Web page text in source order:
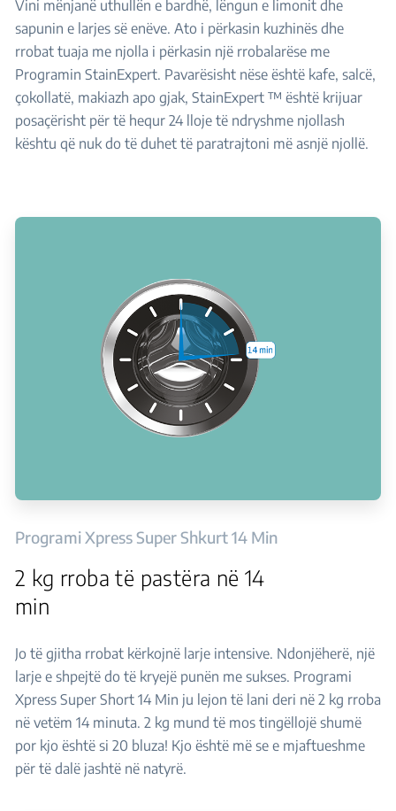
Vini mënjanë uthullën e bardhë, lëngun e limonit dhe
sapunin e larjes së enëve. Ato i përkasin kuzhinës dhe
rrobat tuaja me njolla i përkasin një rrobalarëse me
Programin StainExpert. Pavarësisht nëse është kafe, salcë,
çokollatë, makiazh apo gjak, StainExpert ™ është krijuar
posaçërisht për të hequr 24 lloje të ndryshme njollash
kështu që nuk do të duhet të paratrajtoni më asnjë njollë.
Programi Xpress Super Shkurt 14 Min
2 kg rroba të pastëra në 14
min
Jo të gjitha rrobat kërkojnë larje intensive. Ndonjëherë, një
larje e shpejtë do të kryejë punën me sukses. Programi
Xpress Super Short 14 Min ju lejon të lani deri në 2 kg rroba
në vetëm 14 minuta. 2 kg mund të mos tingëllojë shumë
por kjo është si 20 bluza! Kjo është më se e mjaftueshme
për të dalë jashtë në natyrë.